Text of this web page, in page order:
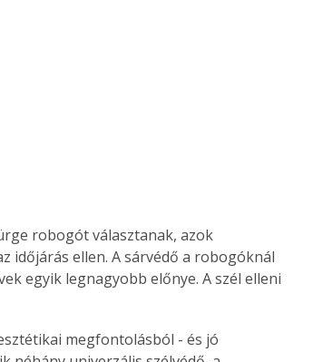
robogót választanak, azok
időjárás ellen. A sárvédő a robogóknál
egyik legnagyobb előnye. A szél elleni
megfontolásból - és jó